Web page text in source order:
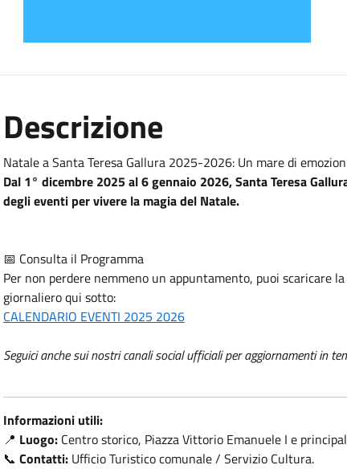
Descrizione
Natale a Santa Teresa Gallura 2025-2026: Un mare di
Dal 1° dicembre 2025 al 6 gennaio 2026, Santa Teresa
degli eventi per vivere la magia del Natale.
📅 Consulta il Programma
Per non perdere nemmeno un appuntamento, puoi scaricare
giornaliero qui sotto:
CALENDARIO EVENTI 2025 2026
Seguici anche sui nostri canali social ufficiali per aggiornamenti in
Informazioni utili:
📍 Luogo:Centro storico, Piazza Vittorio Emanuele I e
📞 Contatti:Ufficio Turistico comunale / Servizio Cultura.